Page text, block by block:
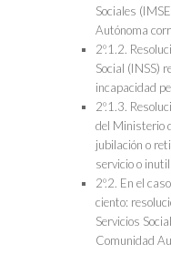
Sociales
Autónoma
2º.1.2.
Social (INSS)
incapacidad
2º.1.3.
del Ministerio
jubilación o
servicio o
2º.2. En el
ciento:
Servicios
Comunidad